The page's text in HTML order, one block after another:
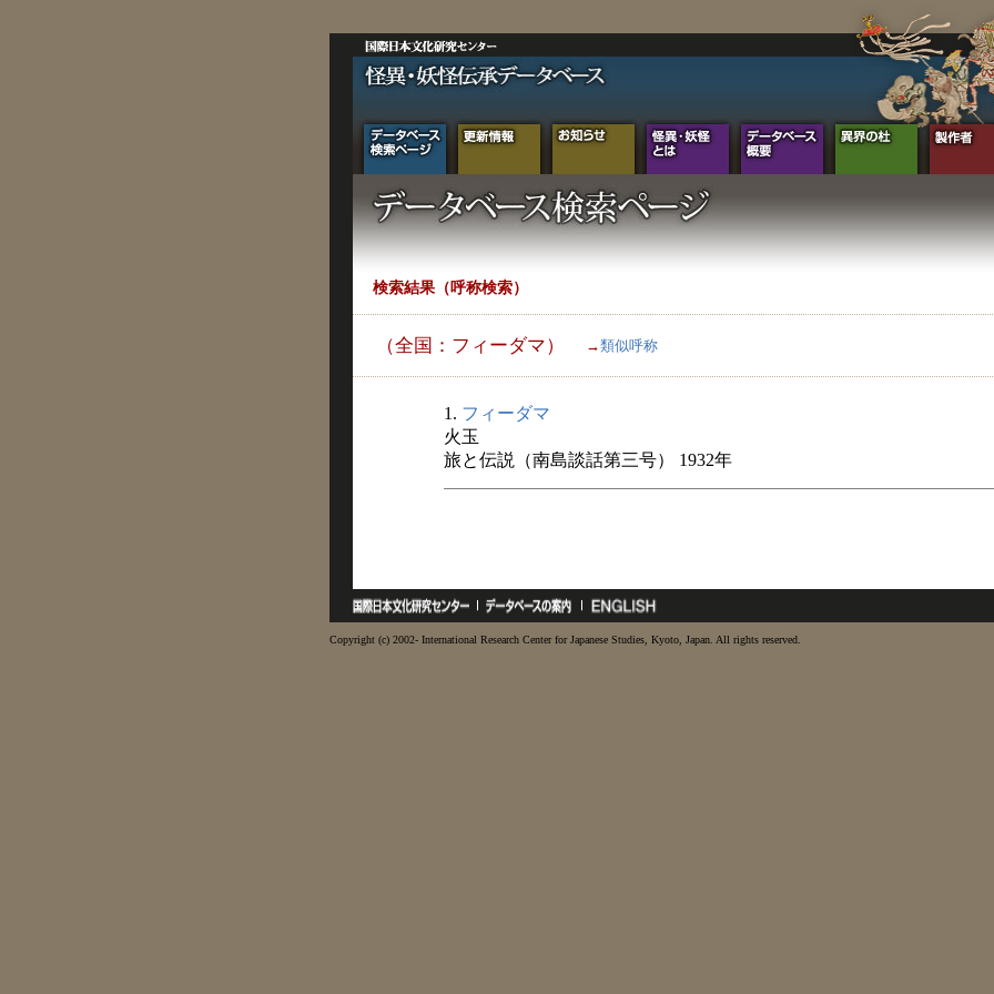
検索結果（呼称検索）
（全国：フィーダマ） →類似呼称
1. フィーダマ
火玉
旅と伝説（南島談話第三号） 1932年
Copyright (c) 2002- International Research Center for Japanese Studies, Kyoto, Japan. All rights reserved.